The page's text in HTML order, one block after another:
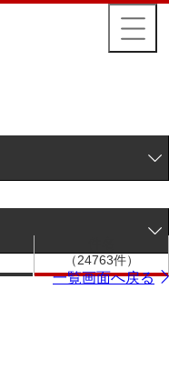
（24763件）
一覧画面へ戻る